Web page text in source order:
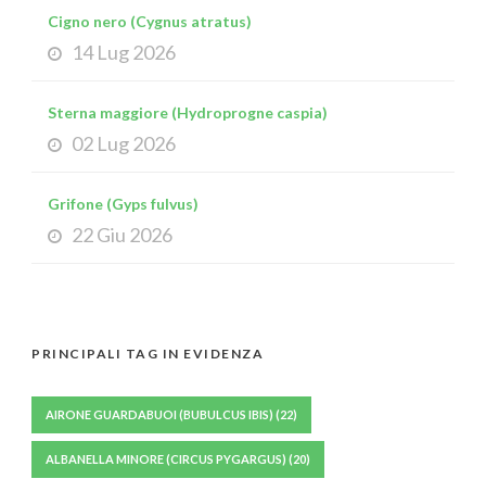
Cigno nero (Cygnus atratus)
14 Lug 2026
Sterna maggiore (Hydroprogne caspia)
02 Lug 2026
Grifone (Gyps fulvus)
22 Giu 2026
PRINCIPALI TAG IN EVIDENZA
AIRONE GUARDABUOI (BUBULCUS IBIS) (22)
ALBANELLA MINORE (CIRCUS PYGARGUS) (20)